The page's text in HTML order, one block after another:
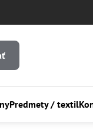
Predmety / textil